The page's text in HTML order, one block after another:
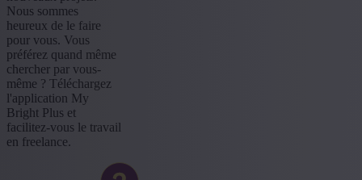
Nous sommes
heureux de le faire
pour vous. Vous
préférez quand même
chercher par vous-
même ? Téléchargez
l'application My
Bright Plus et
facilitez-vous le travail
en freelance.